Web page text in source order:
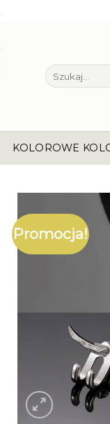
Szukaj:
KOLOROWE
Promocja!